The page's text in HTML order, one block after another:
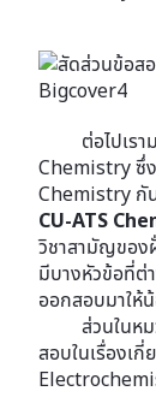
ต่อไปเราม
Chemistry ซึ่
Chemistry กั
CU-ATS
วิชาสามัญของ
มีบางหัวข้อที่ต่
ออกสอบมาให้
ส่วนในหมว
สอบในเรื่องเ